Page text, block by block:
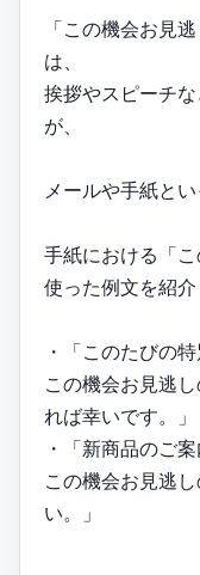
「この機会お見
は、
挨拶やスピーチ
が、
メールや手紙と
手紙における「
使った例文を紹介
・「このたびの
この機会お見逃
れば幸いです。」
・「新商品のご
この機会お見逃
い。」